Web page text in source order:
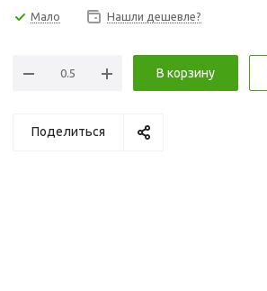
Мало Нашли дешевле?
В корзину
Поделиться